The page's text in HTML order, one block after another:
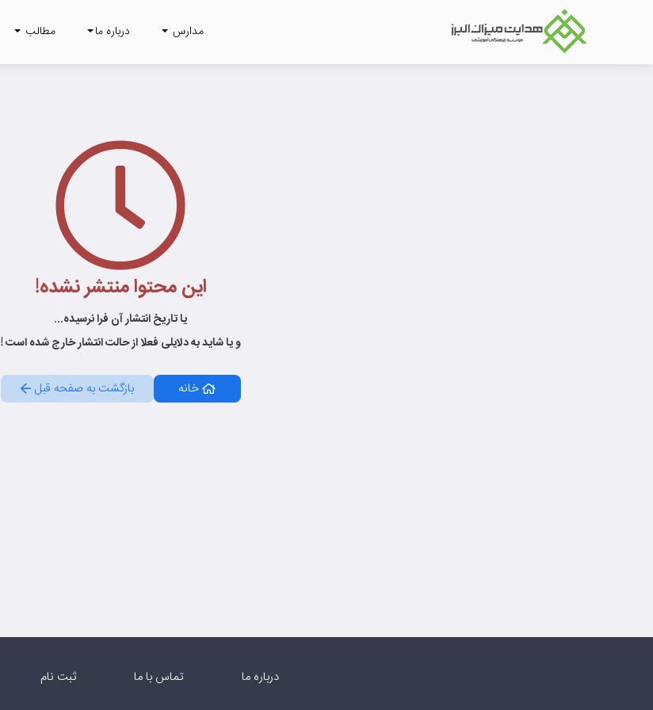
مدارس درباره ما مطالب
این محتوا منتشر نشده!
یا تاریخ انتشار آن فرا نرسیده...
و یا شاید به دلایلی فعلا از حالت انتشار خارج شده است !
خانه بازگشت به صفحه قبل
درباره ما تماس با ما ثبت نام